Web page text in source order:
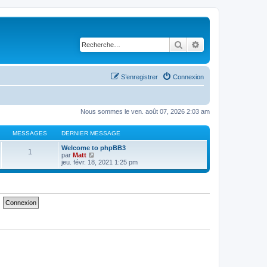
Rechercher
Connexion
S’enregistrer
Nous sommes le ven. août 07, 2026 2:03 am
MESSAGES DERNIER MESSAGE
1
Welcome to phpBB3
par Matt
o
i
jeu. févr. 18, 2021 1:25 pm